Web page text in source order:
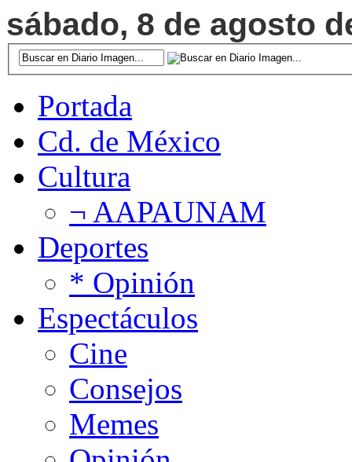
sábado, 8 de agosto
Portada
Cd. de México
Cultura
¬ AAPAUNAM
Deportes
* Opinión
Espectáculos
Cine
Consejos
Memes